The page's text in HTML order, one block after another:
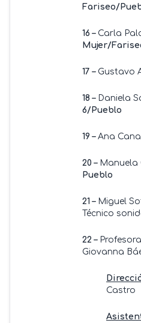
Fariseo/
16 –Carla
Mujer/
17 –Gustavo
18 –Daniela
6/Pueblo
19 –Ana
20 –Manuela
Pueblo
21 –Miguel
Técnico
22 –
Giovanna
Castro